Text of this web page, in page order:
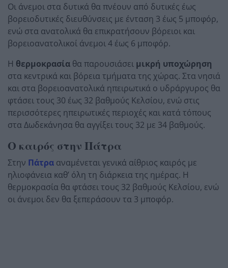
Οι άνεμοι στα δυτικά θα πνέουν από δυτικές έως
βορειοδυτικές διευθύνσεις με ένταση 3 έως 5 μποφόρ,
ενώ στα ανατολικά θα επικρατήσουν βόρειοι και
βορειοανατολικοί άνεμοι 4 έως 6 μποφόρ.
Η θερμοκρασία θα παρουσιάσει μικρή υποχώρηση
στα κεντρικά και βόρεια τμήματα της χώρας. Στα νησιά
και στα βορειοανατολικά ηπειρωτικά ο υδράργυρος θα
φτάσει τους 30 έως 32 βαθμούς Κελσίου, ενώ στις
περισσότερες ηπειρωτικές περιοχές και κατά τόπους
στα Δωδεκάνησα θα αγγίξει τους 32 με 34 βαθμούς.
Ο καιρός στην Πάτρα
Στην Πάτρα αναμένεται γενικά αίθριος καιρός με
ηλιοφάνεια καθ’ όλη τη διάρκεια της ημέρας. Η
θερμοκρασία θα φτάσει τους 32 βαθμούς Κελσίου, ενώ
οι άνεμοι δεν θα ξεπεράσουν τα 3 μποφόρ.